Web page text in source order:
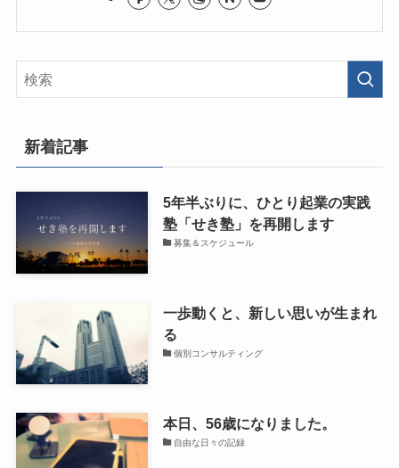
新着記事
5年半ぶりに、ひとり起業の実践
塾「せき塾」を再開します
募集＆スケジュール
一歩動くと、新しい思いが生まれ
る
個別コンサルティング
本日、56歳になりました。
自由な日々の記録